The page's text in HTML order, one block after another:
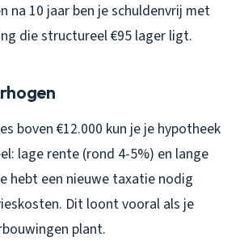
na 10 jaar ben je schuldenvrij met
die structureel €95 lager ligt.
boven €12.000 kun je je hypotheek
lage rente (rond 4-5%) en lange
hebt een nieuwe taxatie nodig
Dit loont vooral als je
plant.